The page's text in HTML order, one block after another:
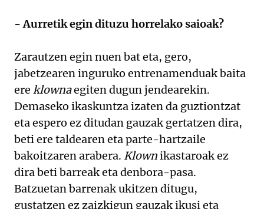
- Aurretik egin dituzu horrelako saioak?
Zarautzen egin nuen bat eta, gero,
jabetzearen inguruko entrenamenduak baita
ere klownaegiten dugun jendearekin.
Demaseko ikaskuntza izaten da guztiontzat
eta espero ez ditudan gauzak gertatzen dira,
beti ere taldearen eta parte-hartzaile
bakoitzaren arabera. Klownikastaroak ez
dira beti barreak eta denbora-pasa.
Batzuetan barrenak ukitzen ditugu,
gustatzen ez zaizkigun gauzak ikusi eta